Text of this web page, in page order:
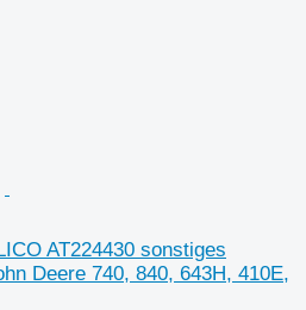
AT224430 sonstiges
Deere 740, 840, 643H, 410E,